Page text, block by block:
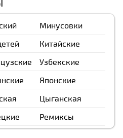
Минусовки
Китайские
Узбекские
Японские
Цыганская
Ремиксы